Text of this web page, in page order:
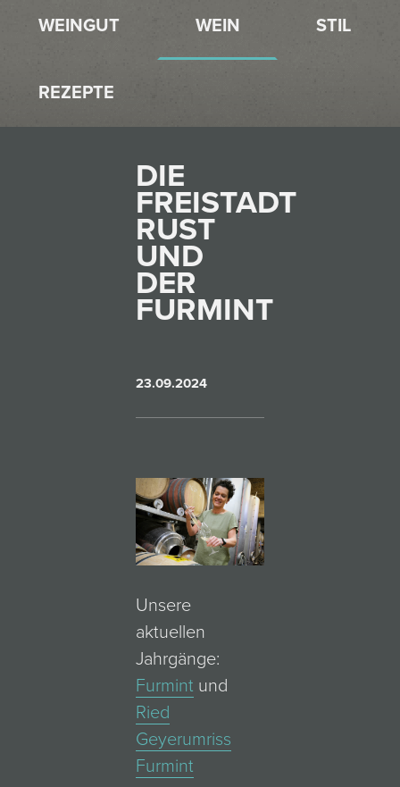
WEINGUT WEIN STIL
REZEPTE
DIE
FREISTADT
RUST
UND
DER
FURMINT
23.09.2024
Unsere
aktuellen
Jahrgänge:
Furmint und
Ried
Geyerumriss
Furmint